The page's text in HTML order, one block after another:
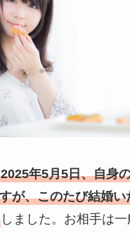
2025年5月5日、自身
が、このたび結婚い
しました。お相手は